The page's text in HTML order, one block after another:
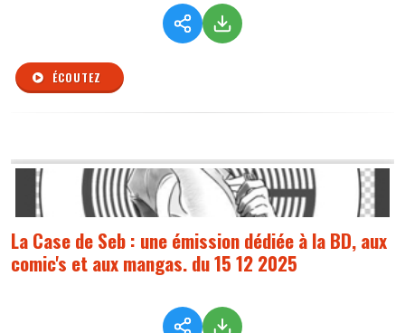
ÉCOUTEZ
La Case de Seb : une émission dédiée à la BD, aux
comic's et aux mangas. du 15 12 2025